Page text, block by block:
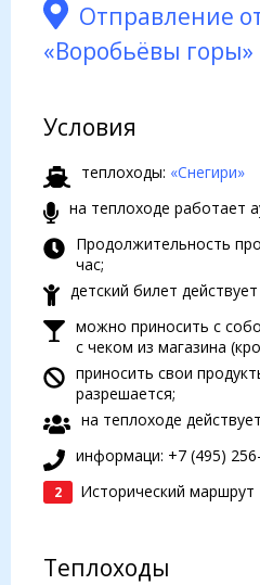
Отправление
«Воробьёвы горы»
Условия
теплоходы: «Снегири»
на теплоходе работает
Продолжительность
час;
детский билет
можно приносить с
с чеком из магазина
приносить свои
разрешается;
на теплоходе
информаци: +7 (495)
2 Исторический маршрут
Теплоходы